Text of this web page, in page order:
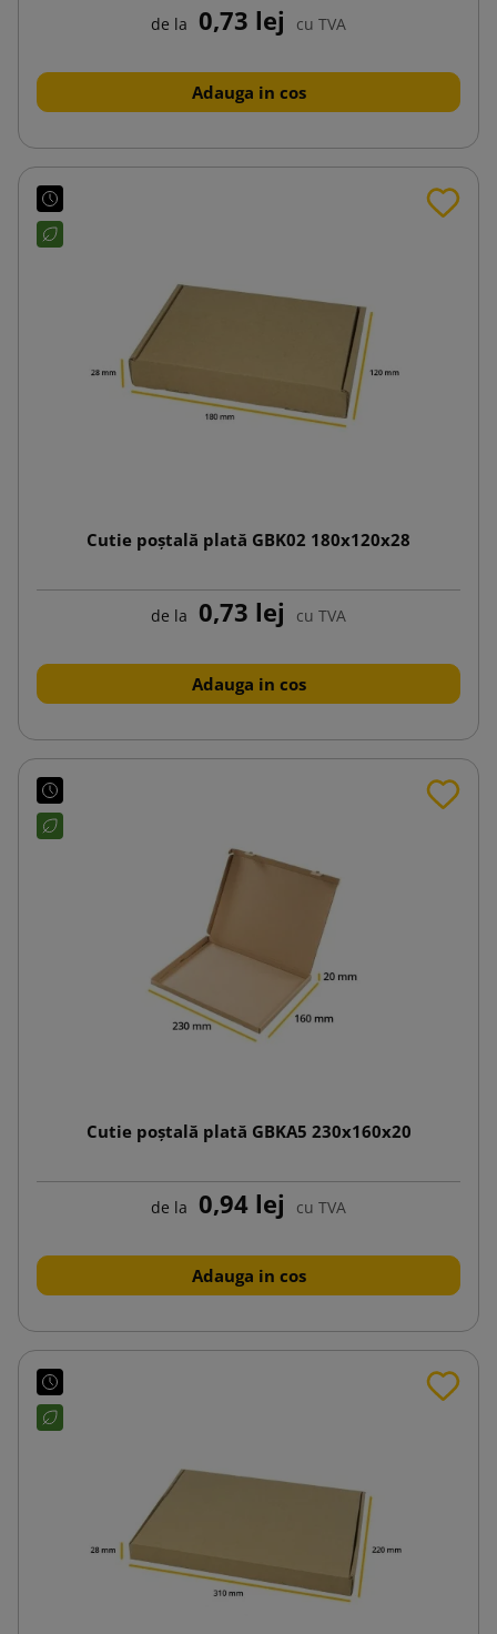
de la 0,73 lej cu TVA
Adauga in cos
Cutie poștală plată GBK02 180x120x28
de la 0,73 lej cu TVA
Adauga in cos
Cutie poștală plată GBKA5 230x160x20
de la 0,94 lej cu TVA
Adauga in cos